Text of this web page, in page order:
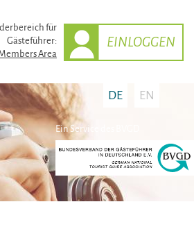
für
Gästeführer:
Area
EINLOGGEN
Ein Service des BVGD
DE EN